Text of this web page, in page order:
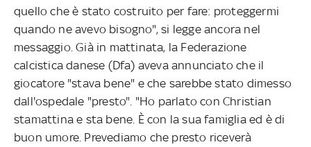
quello che è stato costruito per fare: proteggermi
quando ne avevo bisogno", si legge ancora nel
messaggio. Già in mattinata, la Federazione
calcistica danese (Dfa) aveva annunciato che il
giocatore "stava bene" e che sarebbe stato dimesso
dall'ospedale "presto". "Ho parlato con Christian
stamattina e sta bene. È con la sua famiglia ed è di
buon umore. Prevediamo che presto riceverà